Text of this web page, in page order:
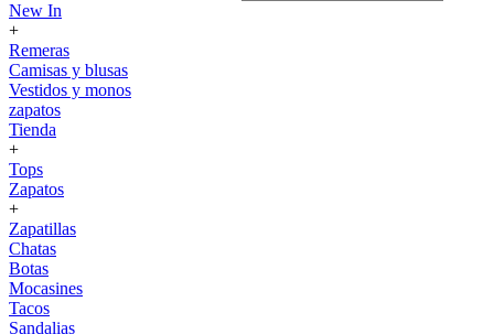
New In
+
Remeras
Camisas y blusas
Vestidos y monos
zapatos
Tienda
+
Tops
Zapatos
+
Zapatillas
Chatas
Botas
Mocasines
Tacos
Sandalias